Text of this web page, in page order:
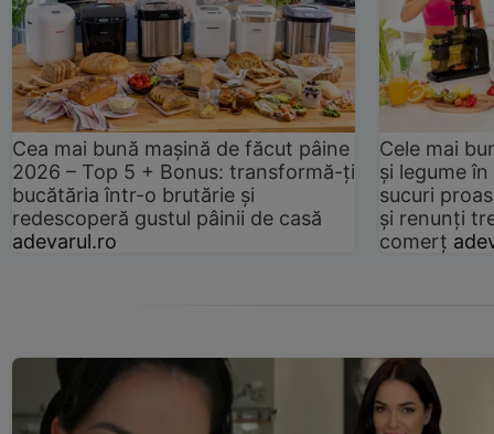
Cea mai bună mașină de făcut pâine
2026 – Top 5 + Bonus: transformă-ți
bucătăria într-o brutărie și
redescoperă gustul pâinii de casă
adevarul.ro
Cele mai
și legume
sucuri
și renunți
comerț